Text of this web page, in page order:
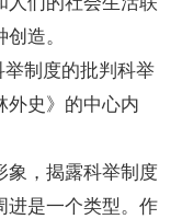
造。
制度的批判科举
外史》的中心内
，揭露科举制度
进是一个类型。作